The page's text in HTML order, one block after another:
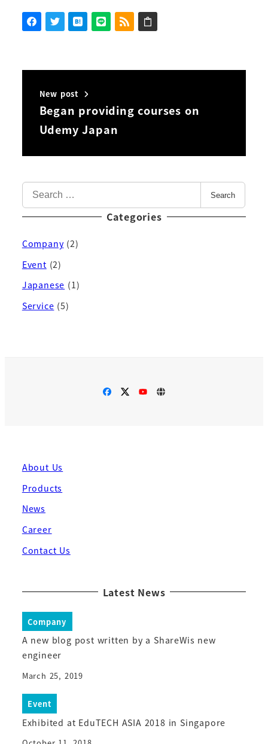
New post
Began providing courses on
Udemy Japan
Search
Categories
Company (2)
Event (2)
Japanese (1)
Service (5)
About Us
Products
News
Career
Contact Us
Latest News
Company
A new blog post written by a ShareWis new
engineer
March 25, 2019
Event
Exhibited at EduTECH ASIA 2018 in Singapore